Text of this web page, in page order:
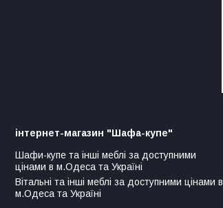
інтернет-магазин "Шафа-купе"
Шафи-купе та інші меблі за доступними
цінами в м.Одеса та Україні
Вітальні та інші меблі за доступними цінами в
м.Одеса та Україні